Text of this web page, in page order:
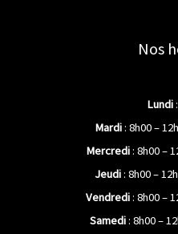
Nos
Lundi
Mardi: 8h00 –
Mercredi: 8h00 –
Jeudi: 8h00 –
Vendredi: 8h00 –
Samedi: 8h00 –